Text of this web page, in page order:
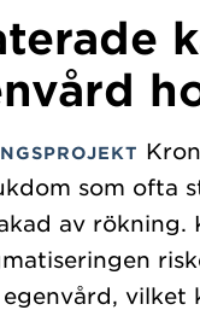
som ofta
av rökning.
egenvård, vilket